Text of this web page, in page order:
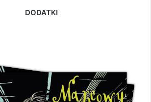
DODATKI